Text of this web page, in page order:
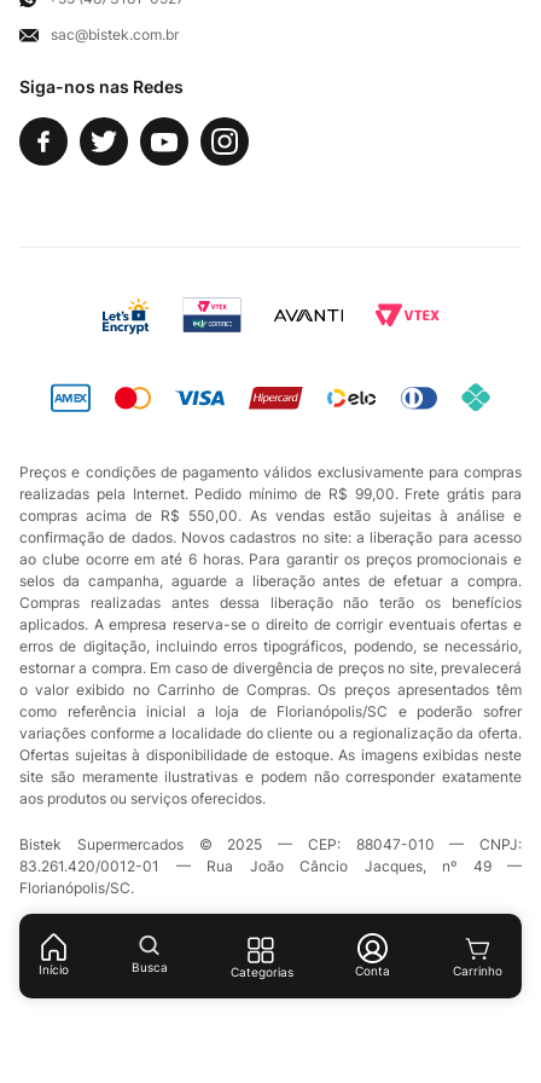
Início Busca Categorias Conta
Siga-nos nas Redes
Fale Conosco
sac@bistek.com.br
Preços e condições de pagamento válidos exclusivamente para compras
realizadas pela Internet. Pedido mínimo de R$ 99,00. Frete grátis para
compras acima de R$ 550,00. As vendas estão sujeitas à análise e
confirmação de dados. Novos cadastros no site: a liberação para acesso
ao clube ocorre em até 6 horas. Para garantir os preços promocionais e
selos da campanha, aguarde a liberação antes de efetuar a compra.
Compras realizadas antes dessa liberação não terão os benefícios
aplicados. A empresa reserva-se o direito de corrigir eventuais ofertas e
erros de digitação, incluindo erros tipográficos, podendo, se necessário,
estornar a compra. Em caso de divergência de preços no site, prevalecerá
o valor exibido no Carrinho de Compras. Os preços apresentados têm
como referência inicial a loja de Florianópolis/SC e poderão sofrer
variações conforme a localidade do cliente ou a regionalização da oferta.
Ofertas sujeitas à disponibilidade de estoque. As imagens exibidas neste
site são meramente ilustrativas e podem não corresponder exatamente
aos produtos ou serviços oferecidos.
Bistek Supermercados © 2025 — CEP: 88047-010 — CNPJ:
83.261.420/0012-01 — Rua João Câncio Jacques, nº 49 —
Florianópolis/SC.